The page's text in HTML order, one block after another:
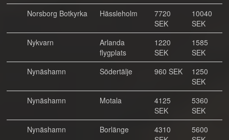
Norsborg Botkyrka
Hässleholm
7720
SEK
10040
SEK
Nykvarn
Arlanda
flygplats
1220
SEK
1585
SEK
Nynäshamn
Södertälje 960 SEK
1250
SEK
Nynäshamn
Motala
4125
SEK
5360
SEK
Nynäshamn
Borlänge
4310
5600